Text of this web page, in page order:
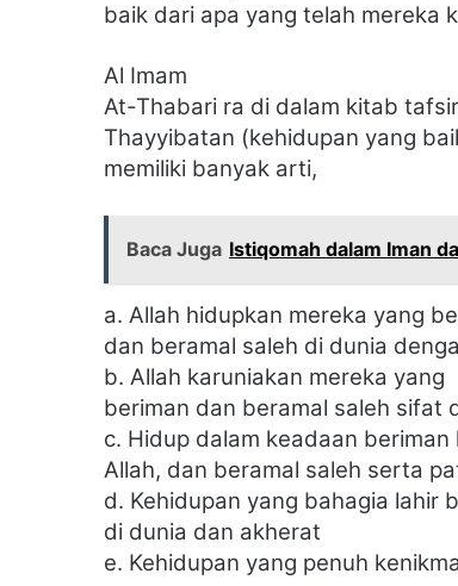
baik dari apa yang telah mereka
Al Imam
At-Thabari ra di dalam kitab
Thayyibatan (kehidupan yang
memiliki banyak arti,
Baca Juga Istiqomah dalam Iman
a. Allah hidupkan mereka yang
dan beramal saleh di dunia
b. Allah karuniakan mereka yang
beriman dan beramal saleh sifat
c. Hidup dalam keadaan beriman
Allah, dan beramal saleh serta
d. Kehidupan yang bahagia lahir
di dunia dan akherat
e. Kehidupan yang penuh